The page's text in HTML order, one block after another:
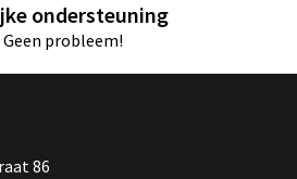
ondersteuning
probleem!
86